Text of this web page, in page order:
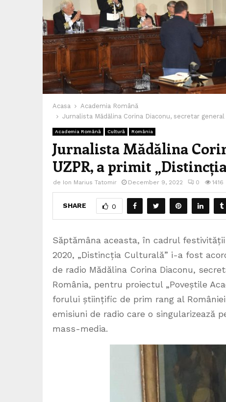
Acasa
Academia Română
Jurnalista Mădălina Corina Diaconu, secretar
Academia Română Cultură România
Jurnalista Mădălina
UZPR, a primit
de Ion Marius Tatomir December 9, 2022 0 1416
SHARE 0
Săptămâna aceasta, în cadrul
2020, „Distincția Culturală” i-a fost
de radio Mădălina Corina Diaconu,
România, pentru proiectul „Poveștile
forului științific de prim rang al
emisiuni de radio care o singularizează
mass-media.